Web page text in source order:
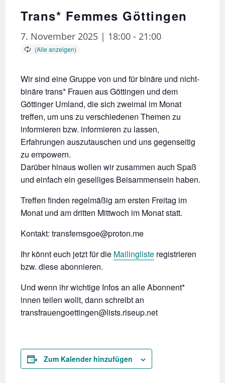
Trans* Femmes Göttingen
7. November 2025 | 18:00 - 21:00
Wir sind eine Gruppe von und für binäre und nicht-
binäre trans* Frauen aus Göttingen und dem
Göttinger Umland, die sich zweimal im Monat
treffen, um uns zu verschiedenen Themen zu
informieren bzw. informieren zu lassen,
Erfahrungen auszutauschen und uns gegenseitig
zu empowern.
Darüber hinaus wollen wir zusammen auch Spaß
und einfach ein geselliges Beisammensein haben.
Treffen finden regelmäßig am ersten Freitag im
Monat und am dritten Mittwoch im Monat statt.
Kontakt: transfemsgoe@proton.me
Ihr könnt euch jetzt für die Mailingliste registrieren
bzw. diese abonnieren.
Und wenn ihr wichtige Infos an alle Abonnent*
innen teilen wollt, dann schreibt an
transfrauengoettingen@lists.riseup.net
Zum Kalender hinzufügen